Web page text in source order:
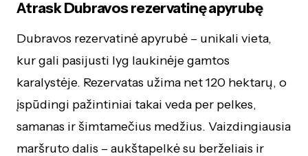
Atrask Dubravos rezervatinę apyrubę
Dubravos rezervatinė apyrubė – unikali vieta,
kur gali pasijusti lyg laukinėje gamtos
karalystėje. Rezervatas užima net 120 hektarų, o
įspūdingi pažintiniai takai veda per pelkes,
samanas ir šimtamečius medžius. Vaizdingiausia
maršruto dalis – aukštapelkė su berželiais ir